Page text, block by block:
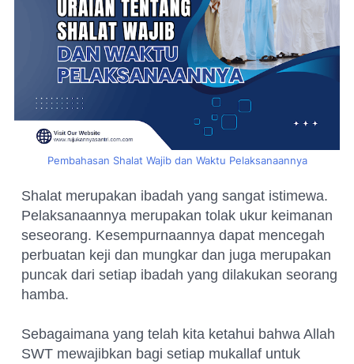
Pembahasan Shalat Wajib dan Waktu Pelaksanaannya
Shalat merupakan ibadah yang sangat istimewa.
Pelaksanaannya merupakan tolak ukur keimanan
seseorang. Kesempurnaannya dapat mencegah
perbuatan keji dan mungkar dan juga merupakan
puncak dari setiap ibadah yang dilakukan seorang
hamba.
Sebagaimana yang telah kita ketahui bahwa Allah
SWT mewajibkan bagi setiap mukallaf untuk